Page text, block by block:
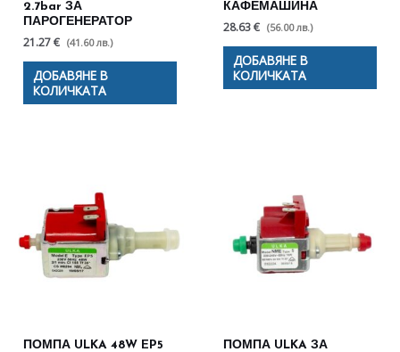
2.7bar ЗА
ПАРОГЕНЕРАТОР
21.27 € (41.60 лв.)
ДОБАВЯНЕ В
КОЛИЧКАТА
КАФЕМАШИНА
28.63 € (56.00 лв.)
ДОБАВЯНЕ В
КОЛИЧКАТА
ПОМПА ULKA 48W EP5
ПОМПА ULKA ЗА